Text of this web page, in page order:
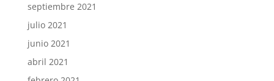
septiembre 2021
julio 2021
junio 2021
abril 2021